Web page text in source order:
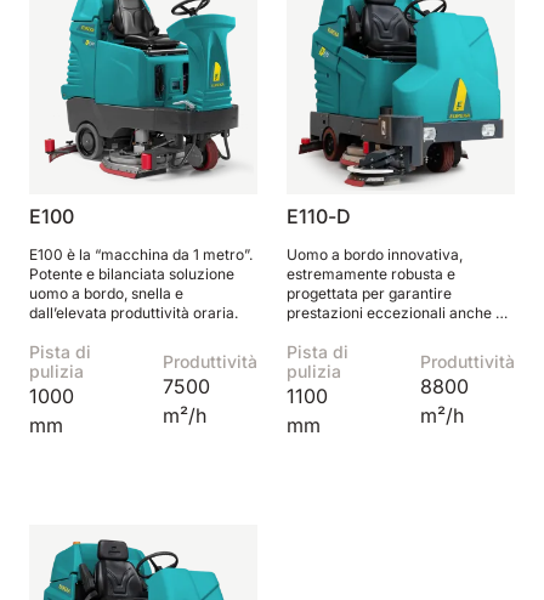
E100
E100 è la “macchina da 1 metro”.
Potente e bilanciata soluzione
uomo a bordo, snella e
dall’elevata produttività oraria.
Pista di
pulizia
1000
mm
Produttività
7500
m²/h
E110-D
Uomo a bordo innovativa,
estremamente robusta e
progettata per garantire
prestazioni eccezionali anche sui
difficili.
Pista di
pulizia
1100
mm
Produttività
8800
m²/h